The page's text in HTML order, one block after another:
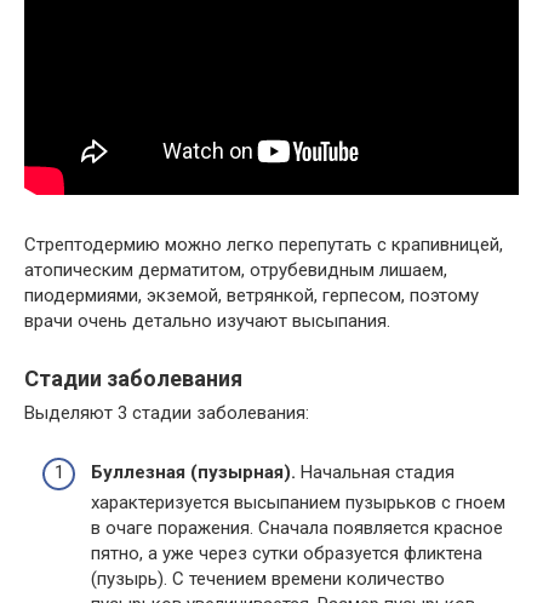
Стрептодермию можно легко перепутать с крапивницей,
атопическим дерматитом, отрубевидным лишаем,
пиодермиями, экземой, ветрянкой, герпесом, поэтому
врачи очень детально изучают высыпания.
Стадии заболевания
Выделяют 3 стадии заболевания:
Буллезная (пузырная). Начальная стадия
характеризуется высыпанием пузырьков с гноем
в очаге поражения. Сначала появляется красное
пятно, а уже через сутки образуется фликтена
(пузырь). С течением времени количество